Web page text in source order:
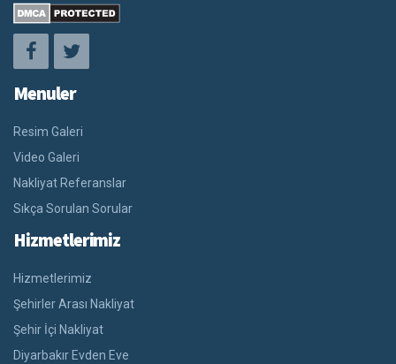
Menuler
Resim Galeri
Video Galeri
Nakliyat Referanslar
Sıkça Sorulan Sorular
Hizmetlerimiz
Hizmetlerimiz
Şehirler Arası Nakliyat
Şehir İçi Nakliyat
Diyarbakır Evden Eve